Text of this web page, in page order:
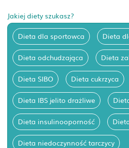
Jakiej diety szukasz?
Dieta dla sportowca Dieta
Dieta odchudzająca Dieta
Dieta SIBO Dieta cukrzyca
Dieta IBS jelito drażliwe
Dieta insulinooporność
Dieta niedoczynność tarczycy